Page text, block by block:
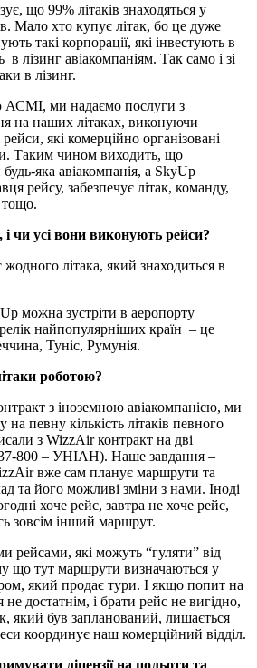
що 99% літаків знаходяться у
Мало хто купує літак, бо це дуже
такі корпорації, які інвестують в
лізинг авіакомпаніям. Так само і зі
в лізинг.
ми надаємо послуги з
на наших літаках, виконуючи
які комерційно організовані
Таким чином виходить, що
яка авіакомпанія, а SkyUp
рейсу, забезпечує літак, команду,
тощо.
і чи усі вони виконують рейси?
жодного літака, який знаходиться в
можна зустріти в аеропорту
найпопулярніших країн – це
Туніс, Румунія.
роботою?
з іноземною авіакомпанією, ми
певну кількість літаків певного
з WizzAir контракт на дві
800 – УНІАН). Наше завдання –
вже сам планує маршрути та
та його можливі зміни з нами. Іноді
хоче рейс, завтра не хоче рейс,
зовсім інший маршрут.
рейсами, які можуть “гуляти” від
що тут маршрути визначаються у
який продає тури. І якщо попит на
не достатнім, і брати рейс не вигідно,
який був запланований, лишається
координує наш комерційний відділ.
ліцензії на польоти та